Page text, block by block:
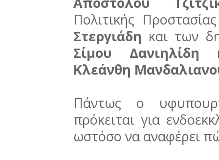
Πολιτικής
Στεργιάδη και των
Σίμου Δανιηλίδη
Κλεάνθη
Πάντως ο
πρόκειται για
ωστόσο να αναφέρει